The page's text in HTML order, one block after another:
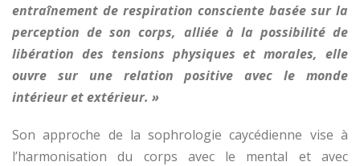
entraînement de respiration consciente basée sur la
perception de son corps, alliée à la possibilité de
libération des tensions physiques et morales, elle
ouvre sur une relation positive avec le monde
intérieur et extérieur. »
Son approche de la sophrologie caycédienne vise à
l’harmonisation du corps avec le mental et avec